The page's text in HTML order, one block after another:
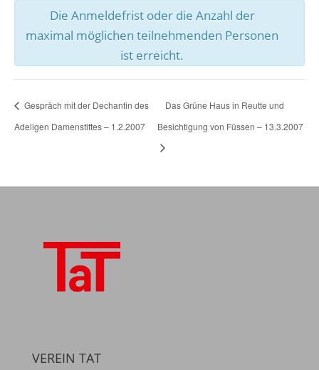
Die Anmeldefrist oder die Anzahl der
maximal möglichen teilnehmenden Personen
ist erreicht.
Gespräch mit der Dechantin des
Adeligen Damenstiftes – 1.2.2007
Das Grüne Haus in Reutte und
Besichtigung von Füssen – 13.3.2007
VEREIN TAT